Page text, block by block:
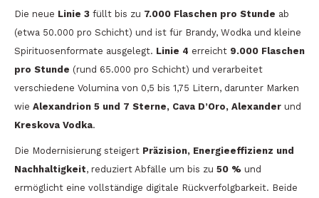
Die neue Linie 3 füllt bis zu 7.000 Flaschen pro Stunde ab
(etwa 50.000 pro Schicht) und ist für Brandy, Wodka und kleine
Spirituosenformate ausgelegt. Linie 4 erreicht 9.000 Flaschen
pro Stunde (rund 65.000 pro Schicht) und verarbeitet
verschiedene Volumina von 0,5 bis 1,75 Litern, darunter Marken
wie Alexandrion 5 und 7 Sterne, Cava D’Oro, Alexander und
Kreskova Vodka.
Die Modernisierung steigert Präzision, Energieeffizienz und
Nachhaltigkeit, reduziert Abfälle um bis zu 50 % und
ermöglicht eine vollständige digitale Rückverfolgbarkeit. Beide